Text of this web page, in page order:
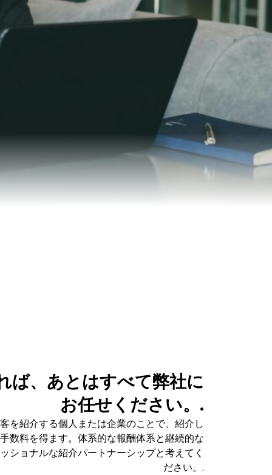
ば、あとはすべて弊社に
お任せください。.
を紹介する個人または企業のことで、紹介し
数料を得ます。体系的な報酬体系と継続的な
ショナルな紹介パートナーシップと考えてく
ださい。.